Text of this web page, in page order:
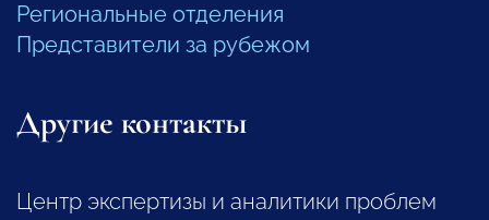
Региональные отделения
Представители за рубежом
Другие контакты
Центр экспертизы и аналитики проблем